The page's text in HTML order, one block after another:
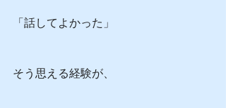
「話してよかった」
そう思える経験が、